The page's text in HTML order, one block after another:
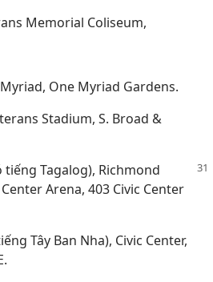
Memorial Coliseum,
Myriad, One Myriad Gardens.
Stadium, S. Broad &
tiếng Tagalog), Richmond
Arena, 403 Civic Center
Tây Ban Nha), Civic Center,